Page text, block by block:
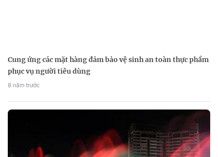
Cung ứng các mặt hàng đảm bảo vệ sinh an toàn thực phẩm
phục vụ người tiêu dùng
8 năm trước